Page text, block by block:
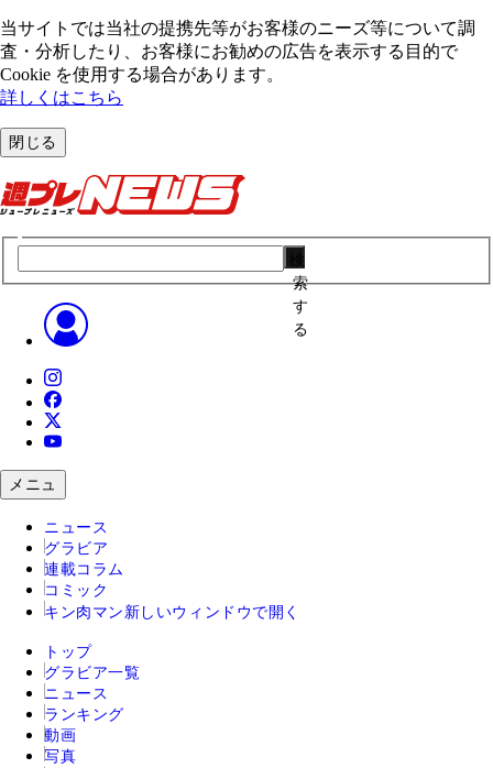
当サイトでは当社の提携先等がお客様のニーズ等について調
査・分析したり、お客様にお勧めの広告を表⽰する⽬的で
Cookie を使⽤する場合があります。
詳しくはこちら
閉じる
索
す
る
メニュ
ニュース
グラビア
連載コラム
コミック
キン肉マン 新しいウィンドウで開く
トップ
グラビア一覧
ニュース
ランキング
動画
写真